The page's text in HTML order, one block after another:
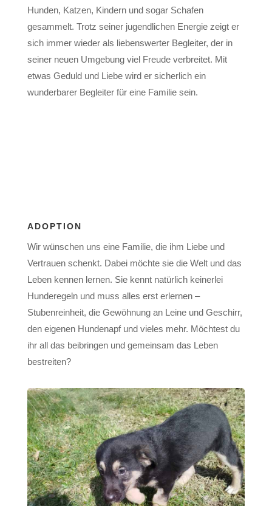
Hunden, Katzen, Kindern und sogar Schafen
gesammelt. Trotz seiner jugendlichen Energie zeigt er
sich immer wieder als liebenswerter Begleiter, der in
seiner neuen Umgebung viel Freude verbreitet. Mit
etwas Geduld und Liebe wird er sicherlich ein
wunderbarer Begleiter für eine Familie sein.
ADOPTION
Wir wünschen uns eine Familie, die ihm Liebe und
Vertrauen schenkt. Dabei möchte sie die Welt und das
Leben kennen lernen. Sie kennt natürlich keinerlei
Hunderegeln und muss alles erst erlernen –
Stubenreinheit, die Gewöhnung an Leine und Geschirr,
den eigenen Hundenapf und vieles mehr. Möchtest du
ihr all das beibringen und gemeinsam das Leben
bestreiten?